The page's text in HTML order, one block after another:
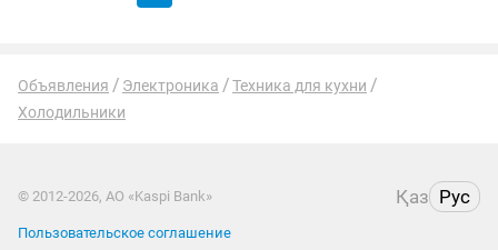
Объявления Электроника
Техника для кухни
Холодильники
© 2012-2026, АО «Kaspi Bank» Қаз Рус
Пользовательское соглашение